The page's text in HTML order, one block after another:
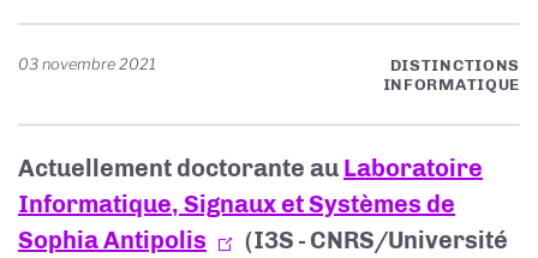
03 novembre 2021
DISTINCTIONS
INFORMATIQUE
Actuellement doctorante au Laboratoire
Informatique, Signaux et Systèmes de
Sophia Antipolis
(I3S - CNRS/Université